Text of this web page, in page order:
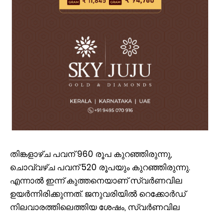
തിങ്കളാഴ്ച പവന് 960 രൂപ കുറഞ്ഞിരുന്നു,
ചൊവ്വഴ്ച പവന് 520 രൂപയും കുറഞ്ഞിരുന്നു.
എന്നാൽ ഇന്ന് കുത്തനെയാണ് സ്വർണവില
ഉയർന്നിരിക്കുന്നത്. ജനുവരിയിൽ റെക്കോർഡ്
നിലവാരത്തിലെത്തിയ ശേഷം, സ്വർണവില